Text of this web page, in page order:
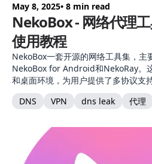
May 8, 2025• 8 min read
NekoBox - 网络代理
使用教程
NekoBox一套开源的网络工具集，主
NekoBox for Android和NekoRay。
和桌面环境，为用户提供了多协议支
DNS
VPN dns leak 代理